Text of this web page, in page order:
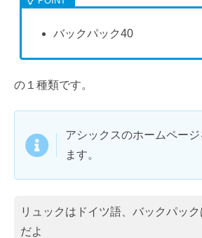
バックパック40
の１種類です。
アシックスのホームペー
ます。
リュックはドイツ語、バックパッ
だよ